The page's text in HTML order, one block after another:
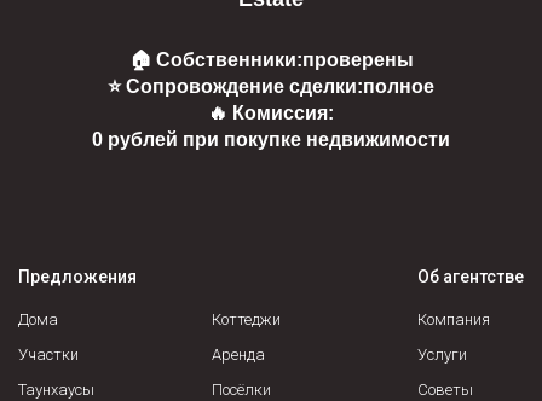
🏠 Собственники:проверены
⭐ Сопровождение сделки:полное
🔥 Комиссия:
0 рублей при покупке недвижимости
Предложения
Дома
Участки
Таунхаусы
Коттеджи
Аренда
Посёлки
Об агентстве
Компания
Услуги
Советы